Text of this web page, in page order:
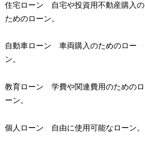
住宅ローン 自宅や投資用不動産購入の
ためのローン。
自動車ローン 車両購入のためのロー
ン。
教育ローン 学費や関連費用のためのロ
ーン。
個人ローン 自由に使用可能なローン。